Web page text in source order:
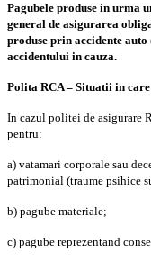
Pagubele produse in urma
general de asigurarea
produse prin accidente auto
accidentului in cauza.
Polita RCA – Situatii in
In cazul politei de asigurare
pentru:
a) vatamari corporale sau
patrimonial (traume psihice
b) pagube materiale;
c) pagube reprezentand